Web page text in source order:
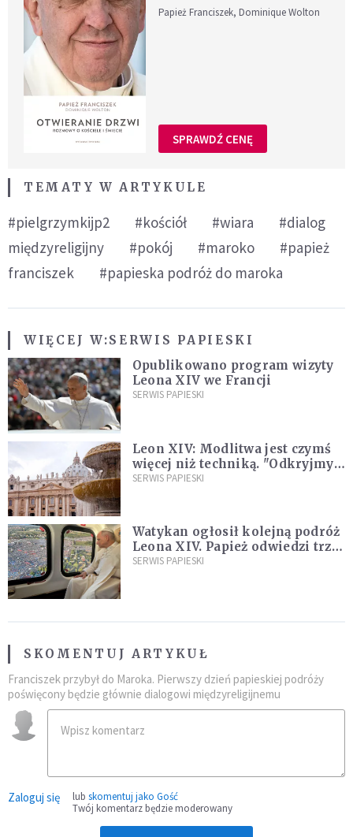
Papież Franciszek, Dominique Wolton
SPRAWDŹ CENĘ
TEMATY W ARTYKULE
#pielgrzymkijp2 #kościół #wiara
#dialog
międzyreligijny
#pokój #maroko
#papież
franciszek
#papieska podróż do maroka
WIĘCEJ W:SERWIS PAPIESKI
Opublikowano program wizyty
Leona XIV we Francji
SERWIS PAPIESKI
Leon XIV: Modlitwa jest czymś
więcej niż techniką. "Odkryjmy
ją na nowo"
SERWIS PAPIESKI
Watykan ogłosił kolejną podróż
Leona XIV. Papież odwiedzi trzy
kraje Ameryki Południowej
SERWIS PAPIESKI
SKOMENTUJ ARTYKUŁ
Franciszek przybył do Maroka. Pierwszy dzień papieskiej podróży
poświęcony będzie głównie dialogowi międzyreligijnemu
Zaloguj się lub skomentuj jako Gość
Twój komentarz będzie moderowany